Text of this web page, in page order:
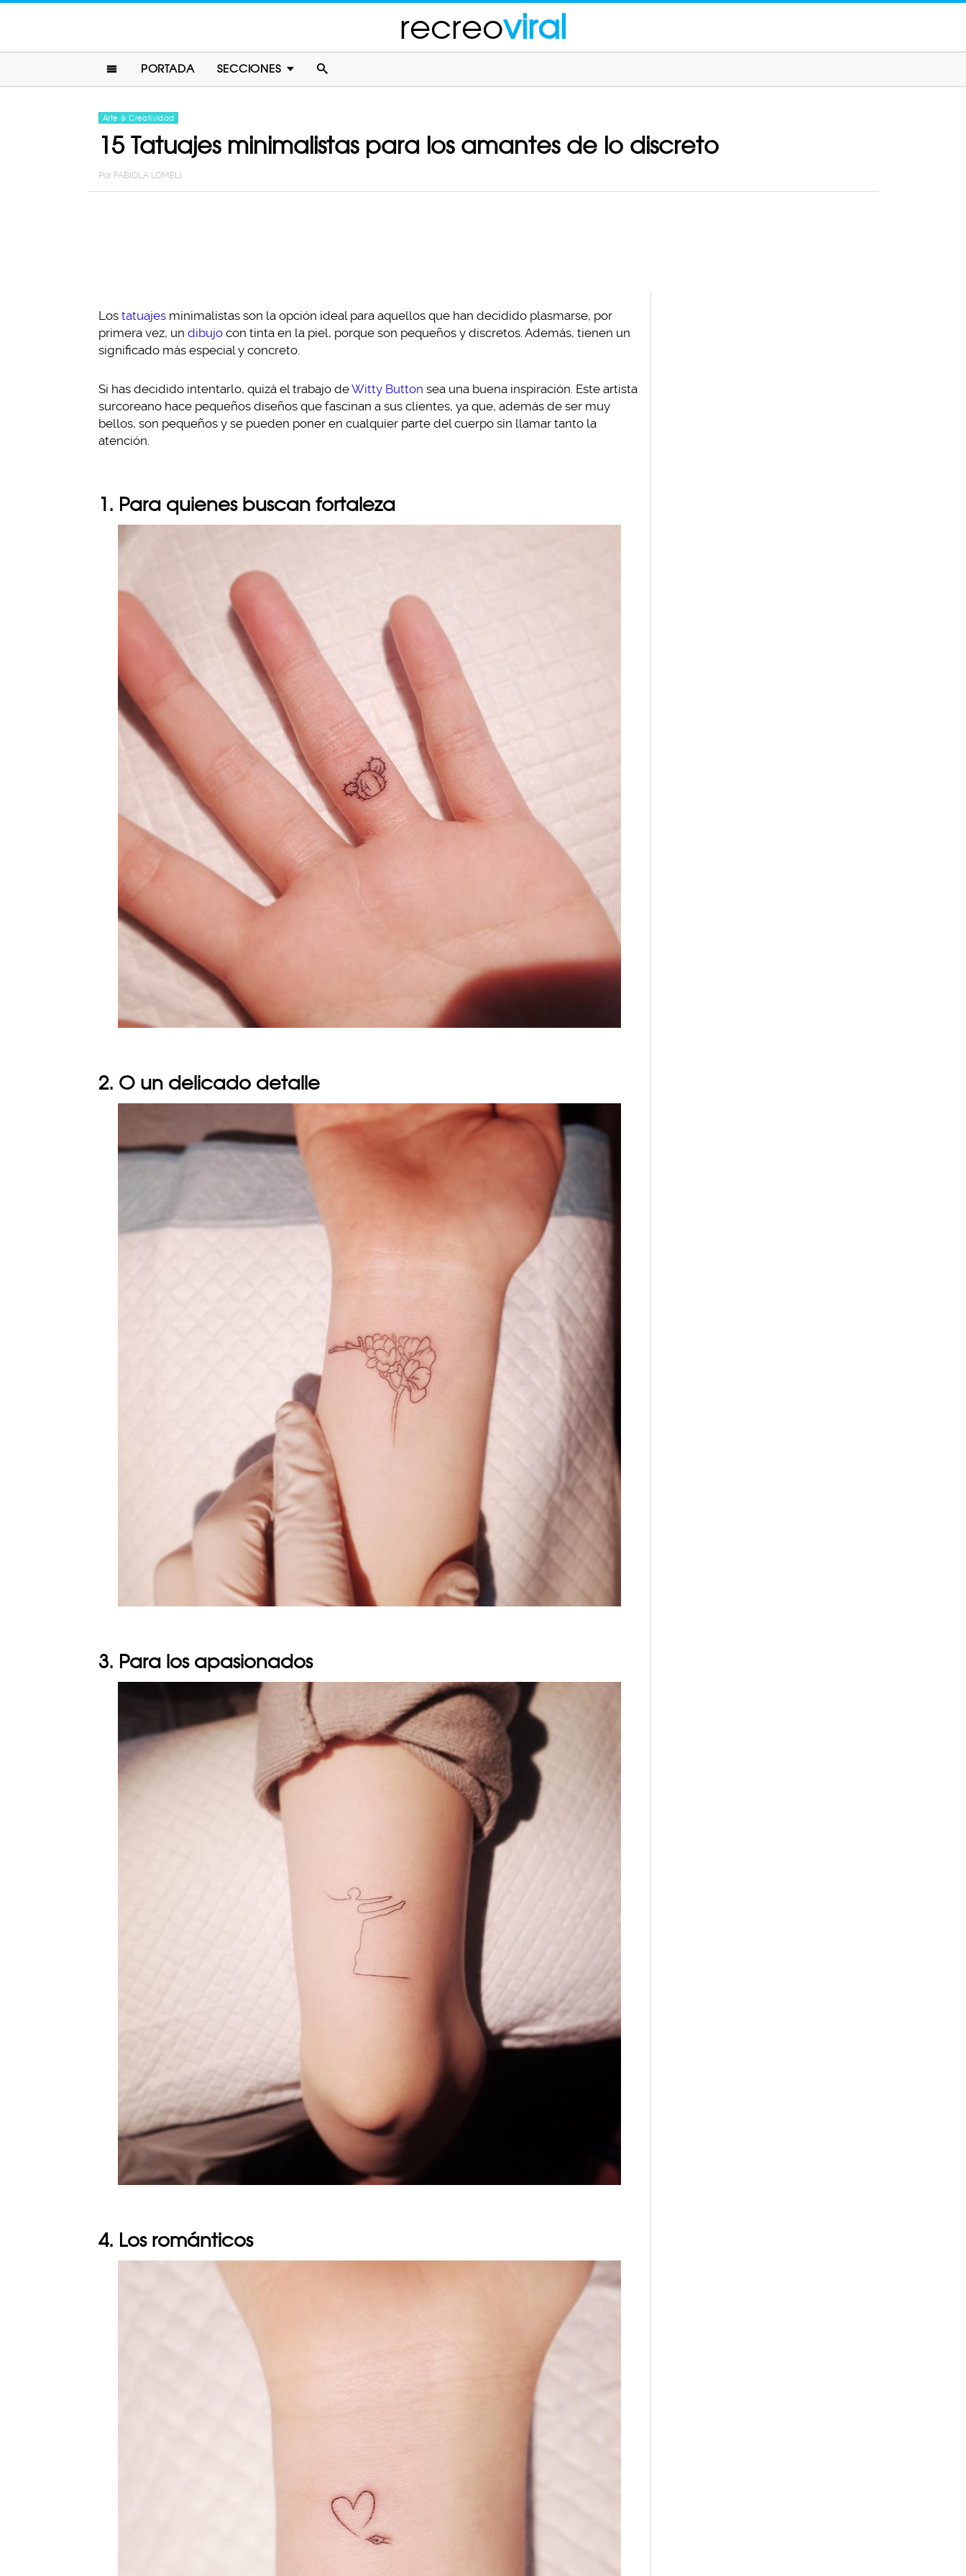
recreoviral
PORTADA SECCIONES
Arte & Creatividad
15 Tatuajes minimalistas para los amantes de lo discreto
Por FABIOLA LOMELI
Los tatuajes minimalistas son la opción ideal para aquellos que han decidido plasmarse, por
primera vez, un dibujo con tinta en la piel, porque son pequeños y discretos. Además, tienen un
significado más especial y concreto.
Si has decidido intentarlo, quizá el trabajo deWitty Button sea una buena inspiración. Este artista
surcoreano hace pequeños diseños que fascinan a sus clientes, ya que, además de ser muy
bellos, son pequeños y se pueden poner en cualquier parte del cuerpo sin llamar tanto la
atención.
1. Para quienes buscan fortaleza
2. O un delicado detalle
3. Para los apasionados
4. Los románticos